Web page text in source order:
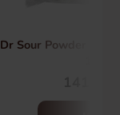
Dr Sour Powder